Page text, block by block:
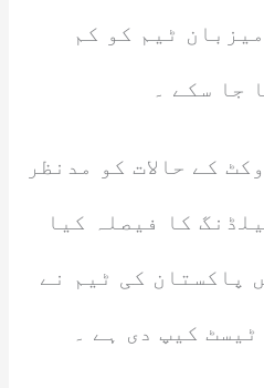
ٹیم کو کم
جا سکے ۔
کے حالات کو مدنظر
کا فیصلہ کیا
پاکستان کی ٹیم نے
ٹیسٹ کیپ دی ہے ۔